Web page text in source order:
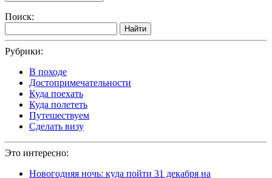
Поиск:
Найти
Рубрики:
В походе
Достопримечательности
Куда поехать
Куда полететь
Путешествуем
Сделать визу
Это интересно:
Новогодняя ночь: куда пойти 31 декабря на